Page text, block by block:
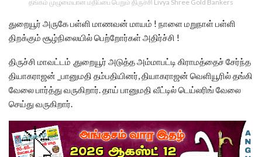
தங்கம் முழுமையான மதிப்பை பெறும் திருச்சி Livya Shree Gold Bankers
துறையூர் அருகே பள்ளி மாணவன் மாயம் ! நாளை மறுநாள் பள்ளி
திறக்கும் சூழ்நிலையில் பெற்றோர்கள் அதிர்ச்சி !
திருச்சி மாவட்டம் ,துறையூர் அடுத்த அம்மாபட்டி கிராமத்தைச் சேர்ந்த
தியாகராஜன் _பானுமதி தம்பதியினர், தியாகராஜன் வெளியூரில் தங்கி
வேலை பார்த்து வருகிறார். தாய் பானுமதி வீட்டில் டெய்லரிங் வேலை
செய்து வருகிறார்.